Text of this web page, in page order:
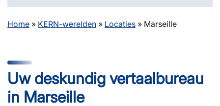
Home » KERN-werelden » Locaties » Marseille
Uw deskundig vertaalbureau
in Marseille